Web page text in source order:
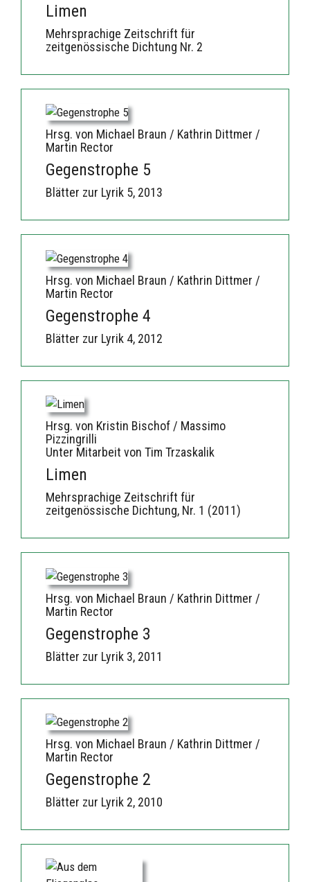
Limen
Mehrsprachige Zeitschrift für
zeitgenössische Dichtung Nr. 2
Hrsg. von Michael Braun / Kathrin Dittmer /
Martin Rector
Gegenstrophe 5
Blätter zur Lyrik 5, 2013
Hrsg. von Michael Braun / Kathrin Dittmer /
Martin Rector
Gegenstrophe 4
Blätter zur Lyrik 4, 2012
Hrsg. von Kristin Bischof / Massimo
Pizzingrilli
Unter Mitarbeit von Tim Trzaskalik
Limen
Mehrsprachige Zeitschrift für
zeitgenössische Dichtung, Nr. 1 (2011)
Hrsg. von Michael Braun / Kathrin Dittmer /
Martin Rector
Gegenstrophe 3
Blätter zur Lyrik 3, 2011
Hrsg. von Michael Braun / Kathrin Dittmer /
Martin Rector
Gegenstrophe 2
Blätter zur Lyrik 2, 2010